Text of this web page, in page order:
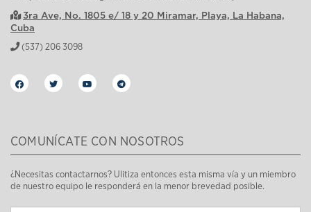
3ra Ave, No. 1805 e/ 18 y 20 Miramar, Playa, La Habana,
Cuba
(537) 206 3098
COMUNÍCATE CON NOSOTROS
¿Necesitas contactarnos? Ulitiza entonces esta misma vía y un miembro
de nuestro equipo le responderá en la menor brevedad posible.